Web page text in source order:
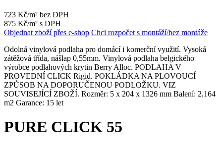
723 Kč/m² bez DPH
875 Kč/m² s DPH
Objednat zboží přes e-shop Chci rozpočet s montáží/bez montáže
Odolná vinylová podlaha pro domácí i komerční využití. Vysoká
zátěžová třída, nášlap 0,55mm. Vinylová podlaha belgického
výrobce podlahových krytin Berry Alloc. PODLAHA V
PROVEDNÍ CLICK Rigid. POKLÁDKA NA PLOVOUCÍ
ZPŮSOB NA DOPORUČENOU PODLOŽKU. VIZ
SOUVISEJÍCÍ ZBOŽÍ. Rozměr: 5 x 204 x 1326 mm Balení: 2,164
m2 Garance: 15 let
PURE CLICK 55